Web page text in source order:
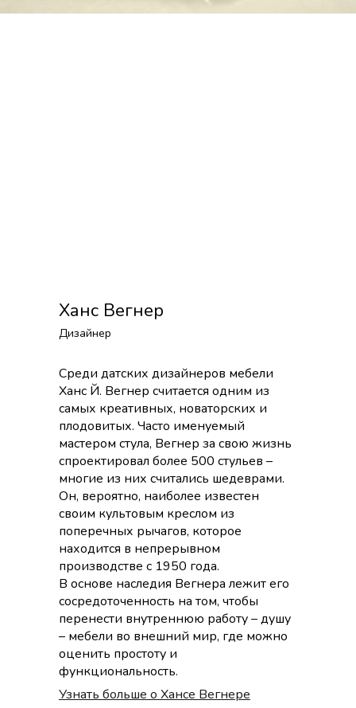
Ханс Вегнер
Среди датских дизайнеров мебели
Ханс Й. Вегнер считается одним из
самых креативных, новаторских и
плодовитых. Часто именуемый
мастером стула, Вегнер за свою жизнь
спроектировал более 500 стульев –
многие из них считались шедеврами.
Он, вероятно, наиболее известен
своим культовым креслом из
поперечных рычагов, которое
находится в непрерывном
производстве с 1950 года.
В основе наследия Вегнера лежит его
сосредоточенность на том, чтобы
перенести внутреннюю работу – душу
– мебели во внешний мир, где можно
оценить простоту и
функциональность.
Узнать больше о Хансе Вегнере
Дизайнер